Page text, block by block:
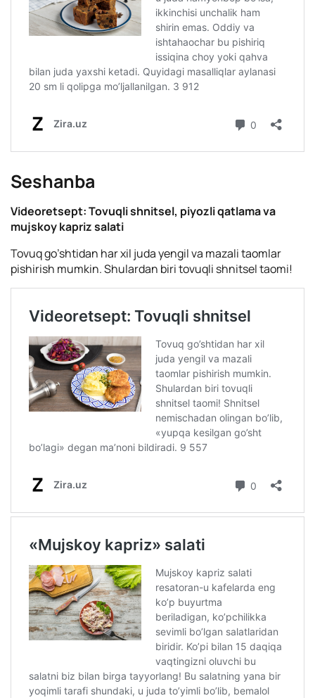
Seshanba
Videoretsept: Tovuqli shnitsel, piyozli qatlama va
mujskoy kapriz salati
Tovuq go’shtidan har xil juda yengil va mazali taomlar
pishirish mumkin. Shulardan biri tovuqli shnitsel taomi!